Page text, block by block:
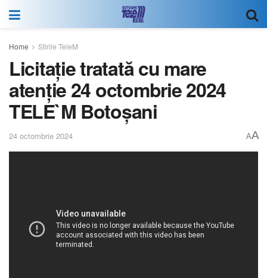
Home Stirile TeleM
Licitație tratată cu mare
atenție 24 octombrie 2024
TELE`M Botoșani
24 octombrie 2024 AA